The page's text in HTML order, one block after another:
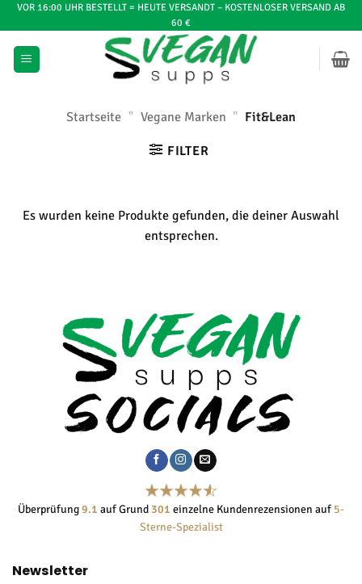
Zum
Inhalt
springen
VOR 16:00 UHR BESTELLT = HEUTE VERSANDT – KOSTENLOSER VERSAND AB
60 €
Startseite " Vegane Marken " Fit&Lean
FILTER
Es wurden keine Produkte gefunden, die deiner Auswahl
entsprechen.
Überprüfung9.1 auf Grund 301 einzelne Kundenrezensionen auf 5-
Sterne-Spezialist
Newsletter